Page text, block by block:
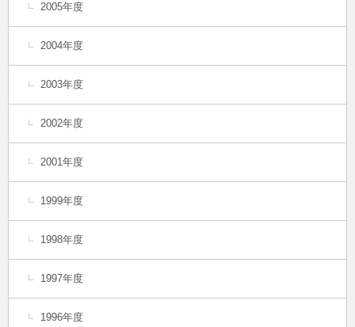
2005年度
2004年度
2003年度
2002年度
2001年度
1999年度
1998年度
1997年度
1996年度